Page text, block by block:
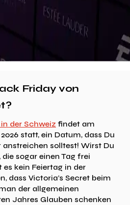
Friday von
der Schweiz findet am
statt, ein Datum, dass Du
anstreichen solltest! Wirst Du
sogar einen Tag frei
es kein Feiertag in der
dass Victoria’s Secret beim
der allgemeinen
Jahres Glauben schenken